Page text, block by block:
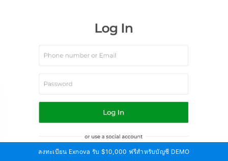
ลงทะเบียน Exnova รับ $10,000 ฟรีสำหรับบัญชี DEMO